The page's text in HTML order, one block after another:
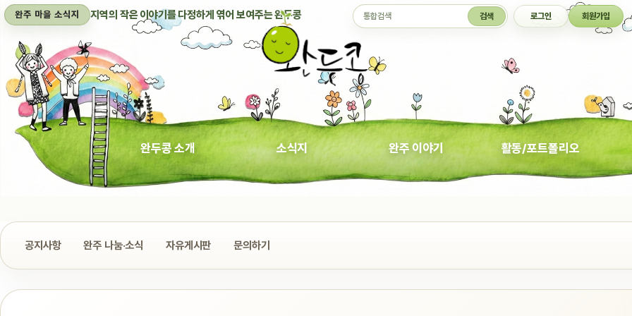
완주 마을 소식지 지역의 작은 이야기를 다정하게 엮어 보여주는 완두콩 통합검색 검색 로그인 회원가입
완두콩 소개 소식지 완주 이야기 활동/포트폴리오
공지사항 완주 나눔·소식 자유게시판 문의하기